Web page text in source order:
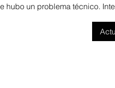
hubo un problema técnico.